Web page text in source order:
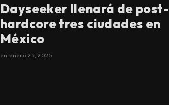
Dayseeker llenará de post-
hardcore tres ciudades en
México
en enero 25, 2025